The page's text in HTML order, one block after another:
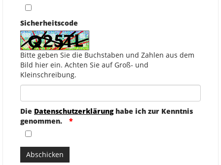
Sicherheitscode
Bitte geben Sie die Buchstaben und Zahlen aus dem
Bild hier ein. Achten Sie auf Groß- und
Kleinschreibung.
Die Datenschutzerklärunghabe ich zur Kenntnis
genommen.
Abschicken